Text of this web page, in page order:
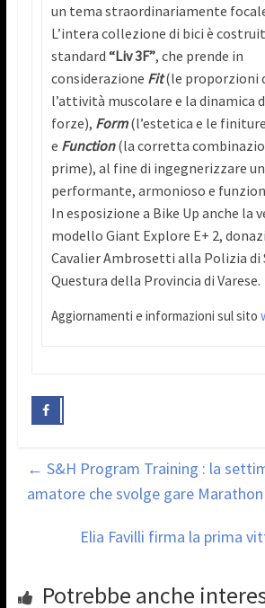
un tema straordinariamente
L’intera collezione di bici è
standard “Liv 3F”, che prende in
considerazione Fit(le proporzioni
l’attività muscolare e la dinamica
forze), Form(l’estetica e le
e Function(la corretta
prime), al fine di ingegnerizzare
performante, armonioso e
In esposizione a Bike Up anche la
modello Giant Explore E+ 2,
Cavalier Ambrosetti alla Polizia di
Questura della Provincia di Varese.
Aggiornamenti e informazioni sul sito
← S&H Program Training : la
amatore che svolge gare Marathon
Elia Favilli firma la prima
Potrebbe anche